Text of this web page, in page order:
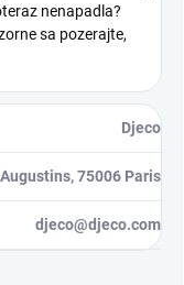
nenapadla?
sa pozerajte,
Djeco
75006 Paris
djeco@djeco.com